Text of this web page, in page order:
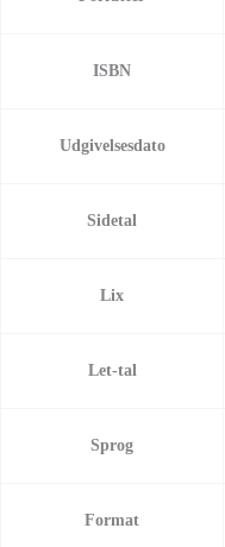
ISBN
Udgivelsesdato
Sidetal
Lix
Let-tal
Sprog
Format